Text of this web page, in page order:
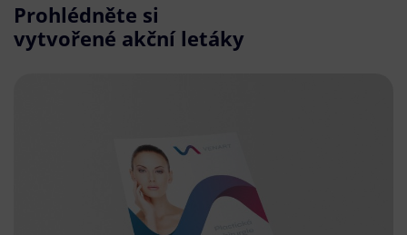
Prohlédněte si
vytvořené akční letáky